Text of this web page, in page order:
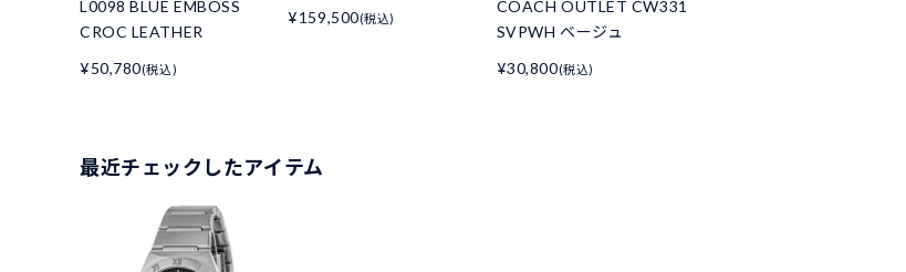
L0098 BLUE EMBOSS
CROC LEATHER
¥50,780(税込)
¥159,500(税込)
COACH OUTLET CW331
SVPWH ベージュ
¥30,800(税込)
最近チェックしたアイテム